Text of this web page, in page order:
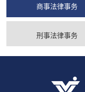
商事法律事务
刑事法律事务